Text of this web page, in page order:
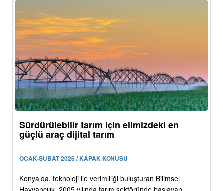
Sürdürülebilir tarım için elimizdeki en
güçlü araç dijital tarım
OCAK-ŞUBAT 2026 / KAPAK KONUSU
Konya’da, teknoloji ile verimliliği buluşturan Bilimsel
Hayvancılık, 2005 yılında tarım sektöründe başlayan